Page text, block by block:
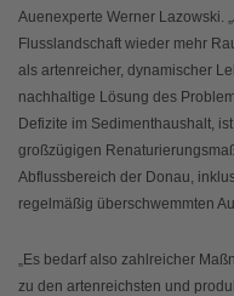
Auenexperte Werner Lazowski.
Flusslandschaft wieder mehr
als artenreicher, dynamischer
nachhaltige Lösung des
Defizite im Sedimenthaushalt,
großzügigen
Abflussbereich der Donau,
regelmäßig überschwemmten
„Es bedarf also zahlreicher
zu den artenreichsten und